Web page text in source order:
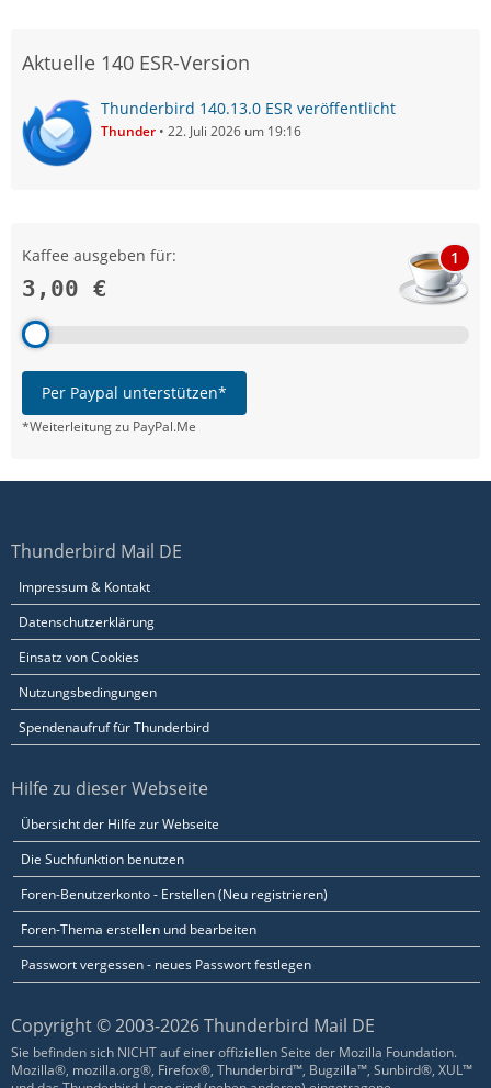
Aktuelle 140 ESR-Version
Thunderbird 140.13.0 ESR veröffentlicht
Thunder 22. Juli 2026 um 19:16
Kaffee ausgeben für:
3,00 €
1
Per Paypal unterstützen*
*Weiterleitung zu PayPal.Me
Thunderbird Mail DE
Impressum & Kontakt
Datenschutzerklärung
Einsatz von Cookies
Nutzungsbedingungen
Spendenaufruf für Thunderbird
Hilfe zu dieser Webseite
Übersicht der Hilfe zur Webseite
Die Suchfunktion benutzen
Foren-Benutzerkonto - Erstellen (Neu registrieren)
Foren-Thema erstellen und bearbeiten
Passwort vergessen - neues Passwort festlegen
Copyright © 2003-2026 Thunderbird Mail DE
Sie befinden sich NICHT auf einer offiziellen Seite der Mozilla Foundation.
Mozilla®, mozilla.org®, Firefox®, Thunderbird™, Bugzilla™, Sunbird®, XUL™